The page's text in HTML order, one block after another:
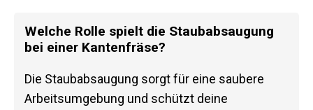
Welche Rolle spielt die Staubabsaugung
bei einer Kantenfräse?
Die Staubabsaugung sorgt für eine saubere
Arbeitsumgebung und schützt deine